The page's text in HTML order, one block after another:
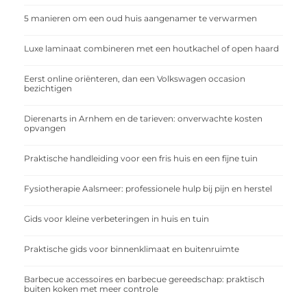
5 manieren om een oud huis aangenamer te verwarmen
Luxe laminaat combineren met een houtkachel of open haard
Eerst online oriënteren, dan een Volkswagen occasion
bezichtigen
Dierenarts in Arnhem en de tarieven: onverwachte kosten
opvangen
Praktische handleiding voor een fris huis en een fijne tuin
Fysiotherapie Aalsmeer: professionele hulp bij pijn en herstel
Gids voor kleine verbeteringen in huis en tuin
Praktische gids voor binnenklimaat en buitenruimte
Barbecue accessoires en barbecue gereedschap: praktisch
buiten koken met meer controle